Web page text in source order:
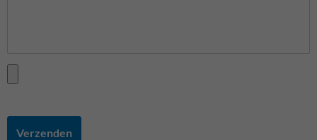
Verzenden